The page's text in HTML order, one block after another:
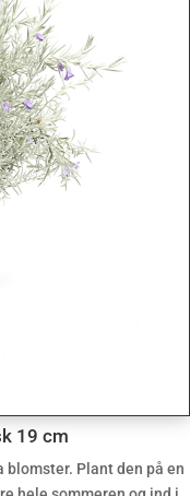
19 cm
blomster. Plant den på en